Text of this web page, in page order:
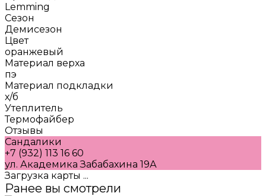
Lemming
Сезон
Демисезон
Цвет
оранжевый
Материал верха
пэ
Материал подкладки
х/б
Утеплитель
Термофайбер
Отзывы
Сандалики
+7 (932) 113 16 60
ул. Академика Забабахина 19А
Загрузка карты ...
Ранее вы смотрели